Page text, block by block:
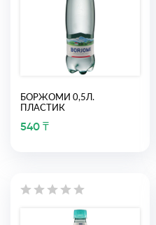
БОРЖОМИ 0,5Л.
ПЛАСТИК
540 ₸